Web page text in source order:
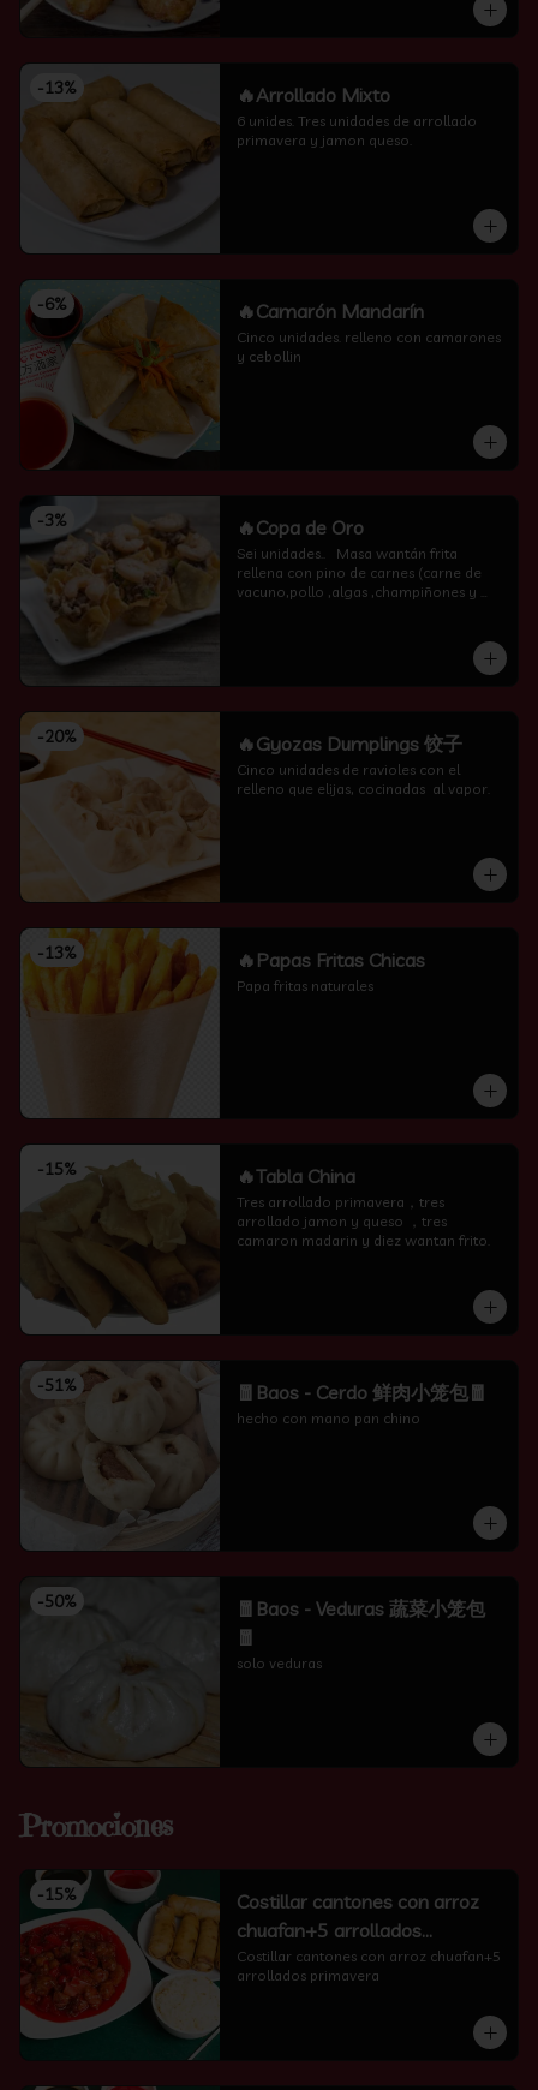
-13% 🔥Arrollado Mixto
6 unides. Tres unidades de arrollado
primavera y jamon queso.
-6% 🔥Camarón Mandarín
Cinco unidades. relleno con camarones
y cebollin
-3% 🔥Copa de Oro
Sei unidades..   Masa wantán frita
rellena con pino de carnes (carne de
vacuno,pollo ,algas ,champiñones y
-20% 🔥Gyozas Dumplings 饺子
Cinco unidades de ravioles con el
relleno que elijas, cocinadas  al vapor.
-13% 🔥Papas Fritas Chicas
Papa fritas naturales
-15% 🔥Tabla China
Tres arrollado primavera，tres
arrollado jamon y queso ，tres
camaron madarin y diez wantan frito.
-51% 🧧Baos - Cerdo 鲜肉小笼包🧧
hecho con mano pan chino
-50%
🧧Baos - Veduras 蔬菜小笼包
solo veduras
Promociones
-15%
Costillar cantones con arroz
chuafan+5 arrollados
primavera
Costillar cantones con arroz chuafan+5
arrollados primavera